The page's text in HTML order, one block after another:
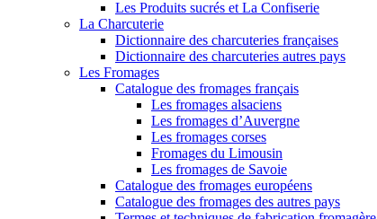
Les Produits sucrés et La Confiserie
La Charcuterie
Dictionnaire des charcuteries françaises
Dictionnaire des charcuteries autres pays
Les Fromages
Catalogue des fromages français
Les fromages alsaciens
Les fromages d’Auvergne
Les fromages corses
Fromages du Limousin
Les fromages de Savoie
Catalogue des fromages européens
Catalogue des fromages des autres pays